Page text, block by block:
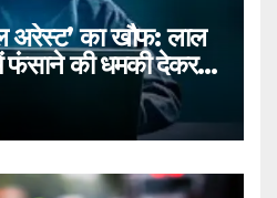
अरेस्ट’ का खौफ: लाल
फंसाने की धमकी देकर